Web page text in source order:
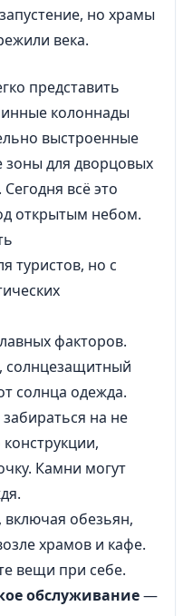
но храмы
века.
представить
колоннады
выстроенные
зоны для дворцовых
всё это
открытым небом.
туристов, но с
факторов.
солнцезащитный
солнца одежда.
на не
Камни могут
, включая обезьян,
храмов и кафе.
вещи при себе.
обслуживание—